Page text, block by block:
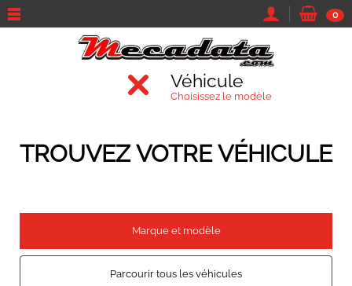
0
Véhicule
Choisissez le modèle
TROUVEZ VOTRE VÉHICULE
Marque et modèle
Parcourir tous les véhicules